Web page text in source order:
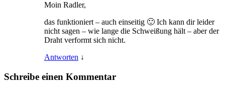
Moin Radler,
das funktioniert – auch einseitig 🙂 Ich kann dir leider
nicht sagen – wie lange die Schweißung hält – aber der
Draht verformt sich nicht.
Antworten ↓
Schreibe einen Kommentar